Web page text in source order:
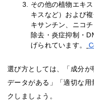
その他の植物エキ
キスなど）および
キサンチン、ニコ
除去・炎症抑制・
げられています。
選び方としては、「成分
データがある」「適切な
クしましょう。